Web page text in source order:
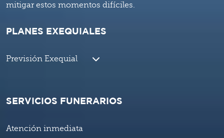
mitigar estos momentos difíciles.
PLANES EXEQUIALES
Previsión Exequial
SERVICIOS FUNERARIOS
Atención inmediata